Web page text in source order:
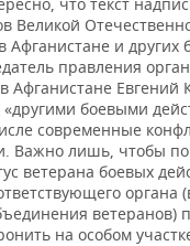
Великой
Афганистане и других
правления
Афганистане Евгений
боевыми
современные
Важно лишь, чтобы
ветерана боевых
органа
ветеранов)
на особом